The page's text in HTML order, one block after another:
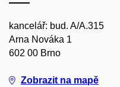
kancelář: bud. A/A.315
Arna Nováka 1
602 00 Brno
Zobrazit na mapě